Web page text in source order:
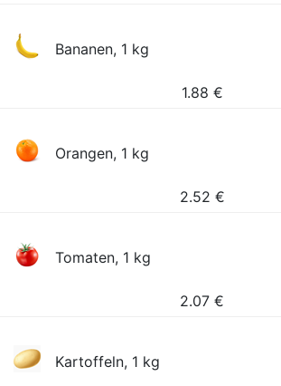
Bananen, 1 kg
1.88 €
Orangen, 1 kg
2.52 €
Tomaten, 1 kg
2.07 €
Kartoffeln, 1 kg